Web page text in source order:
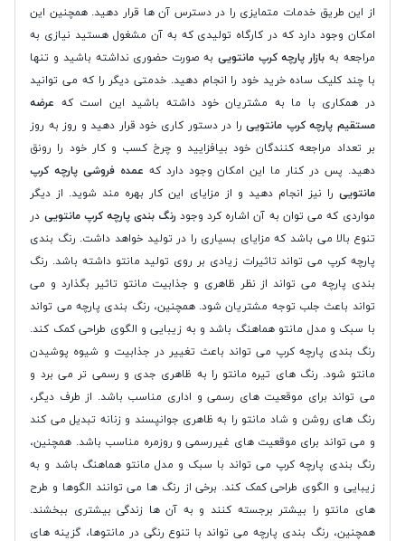
از این طریق خدمات متمایزی را در دسترس آن ها قرار دهید. همچنین این
امکان وجود دارد که در کارگاه تولیدی که به آن مشغول هستید نیازی به
مراجعه به بازار پارچه کرپ مانتویی به صورت حضوری نداشته باشید و تنها
با چند کلیک ساده خرید خود را انجام دهید. خدمتی دیگر را که می توانید
در همکاری با ما به مشتریان خود داشته باشید این است که عرضه
مستقیم پارچه کرپ مانتوییرا در دستور کاری خود قرار دهید و روز به روز
بر تعداد مراجعه کنندگان خود بیافزایید و چرخ کسب و کار خود را رونق
دهید. پس در کنار ما این امکان وجود دارد که عمده فروشی پارچه کرپ
مانتویی را نیز انجام دهید و از مزایای این کار بهره مند شوید. از دیگر
مواردی که می توان به آن اشاره کرد وجود رنگ بندی پارچه کرپ مانتویی در
تنوع بالا می باشد که مزایای بسیاری را در تولید خواهد داشت. رنگ بندی
پارچه کرپ می تواند تاثیرات زیادی بر روی تولید مانتو داشته باشد. رنگ
بندی پارچه می تواند از نظر ظاهری و جذابیت مانتو تاثیر بگذارد و می
تواند باعث جلب توجه مشتریان شود. همچنین، رنگ بندی پارچه می تواند
با سبک و مدل مانتو هماهنگ باشد و به زیبایی و الگوی طراحی کمک کند.
رنگ بندی پارچه کرپ می تواند باعث تغییر در جذابیت و شیوه پوشیدن
مانتو شود. رنگ های تیره مانتو را به ظاهری جدی و رسمی تر می برد و
می تواند برای موقعیت های رسمی و اداری مناسب باشد. از طرف دیگر،
رنگ های روشن و شاد مانتو را به ظاهری جوانپسند و زنانه تبدیل می کند
و می تواند برای موقعیت های غیررسمی و روزمره مناسب باشد. همچنین،
رنگ بندی پارچه کرپ می تواند با سبک و مدل مانتو هماهنگ باشد و به
زیبایی و الگوی طراحی کمک کند. برخی از رنگ ها می توانند الگوها و طرح
های مانتو را بیشتر برجسته کنند و به آن ها زندگی بیشتری ببخشند.
همچنین، رنگ بندی پارچه می تواند با تنوع رنگی در مانتوها، گزینه های